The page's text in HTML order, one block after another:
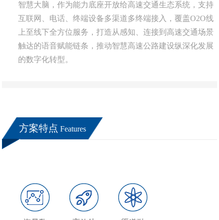
智慧大脑，作为能力底座开放给高速交通生态系统，支持
互联网、电话、终端设备多渠道多终端接入，覆盖O2O线
上至线下全方位服务，打造从感知、连接到高速交通场景
触达的语音赋能链条，推动智慧高速公路建设纵深化发展
的数字化转型。
方案特点 Features